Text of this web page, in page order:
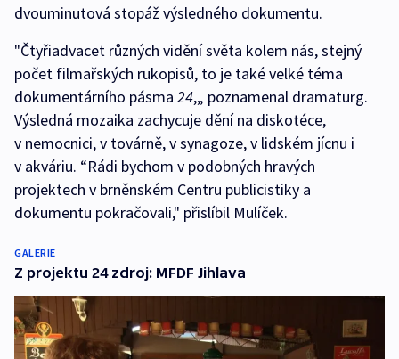
dvouminutová stopáž výsledného dokumentu.
"Čtyřiadvacet různých vidění světa kolem nás, stejný
počet filmařských rukopisů, to je také velké téma
dokumentárního pásma 24,„ poznamenal dramaturg.
Výsledná mozaika zachycuje dění na diskotéce,
v nemocnici, v továrně, v synagoze, v lidském jícnu i
v akváriu. “Rádi bychom v podobných hravých
projektech v brněnském Centru publicistiky a
dokumentu pokračovali," přislíbil Mulíček.
GALERIE
Z projektu 24 zdroj: MFDF Jihlava